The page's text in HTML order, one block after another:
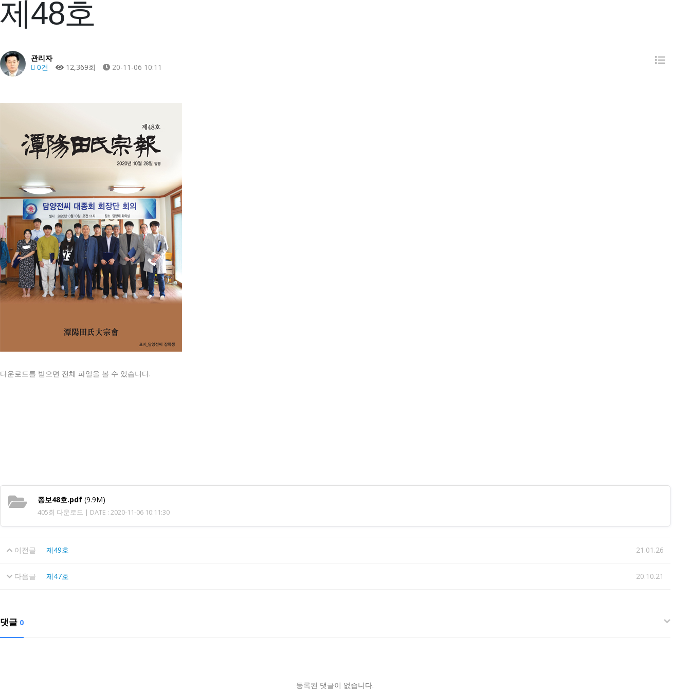
제48호
관리자
0건
12,369회 20-11-06 10:11
다운로드를 받으면 전체 파일을 볼 수 있습니다.
종보48호.pdf (9.9M)
405회 다운로드 | DATE : 2020-11-06 10:11:30
이전글 제49호 21.01.26
다음글 제47호 20.10.21
댓글 0
등록된 댓글이 없습니다.